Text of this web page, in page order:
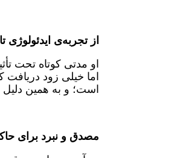
از تجربه‌ی ایدئولوژی
او مدتی کوتاه تحت
اما خیلی زود
است؛ و به همین
مصدق و نبرد برای